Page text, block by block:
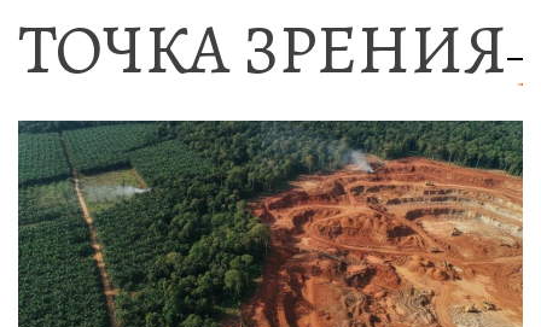
ТОЧКА ЗРЕНИЯ